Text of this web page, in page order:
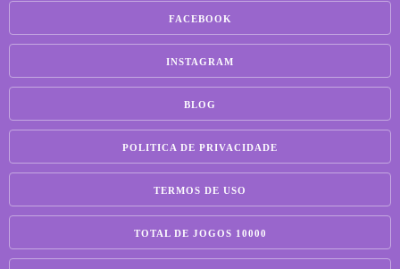
FACEBOOK
INSTAGRAM
BLOG
POLITICA DE PRIVACIDADE
TERMOS DE USO
TOTAL DE JOGOS 10000